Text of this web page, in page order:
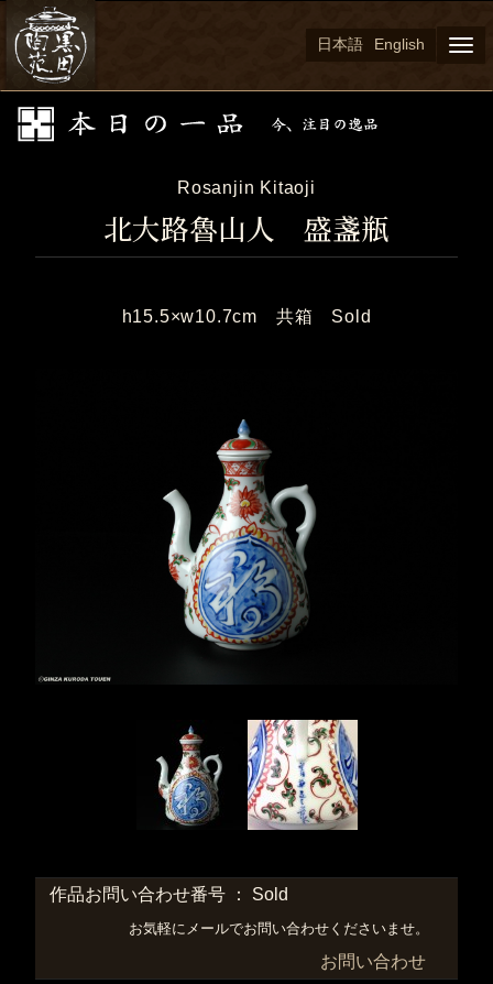
日本語 English
Rosanjin Kitaoji
北大路魯山人 盛盞瓶
h15.5×w10.7cm 共箱 Sold
作品お問い合わせ番号 ： Sold
お気軽にメールでお問い合わせくださいませ。
お問い合わせ